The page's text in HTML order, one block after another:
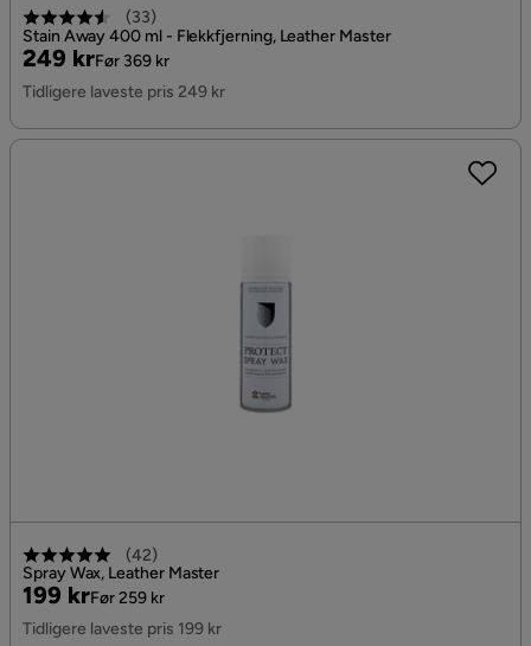
(33)
Stain Away 400 ml - Flekkfjerning, Leather Master
Pris
249 kr
Original
Pris
Før 369 kr
Tidligere laveste pris 249 kr
(42)
Spray Wax, Leather Master
Pris
199 kr
Original
Pris
Før 259 kr
Tidligere laveste pris 199 kr